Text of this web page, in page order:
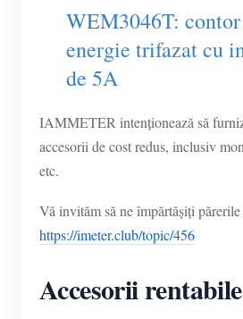
Monitor consum electric
Sistem de control încălzitor
Automatizare locuință
Monitorizare energetică
Resurse
Ghid rapid produs
Documentație
Video tutorial
FAQ
Comunitate
Centrul contribuitorilor
App Store
Clasament FV
Contact
WEM3046T:
energie trifazat cu
de 5A
IAMMETER intenționează să
accesorii de cost redus, inclusiv
etc.
Vă invităm să ne împărtășiți
https://imeter.club/topic/456
Accesorii rentabile